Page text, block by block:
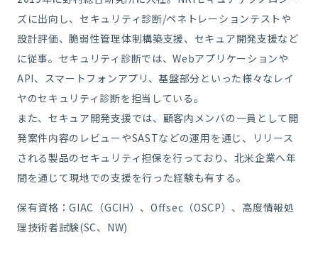
ズに出向し、セキュリティ診断/ペネトレーションテストや
設計評価、脆弱性管理体制構築支援、セキュア開発支援など
に従事。 セキュリティ診断では、Webアプリケーションや
API、スマートフォンアプリ、基盤部分といった様々なレイ
ヤのセキュリティ診断を担当している。
また、セキュア開発支援では、顧客内メンバの一員として開
発案件内容のレビューやSASTなどの運用を通じ、リリース
される製品のセキュリティ担保を行っており、北米企業へ年
間を通じて現地での支援を行った経験も有する。
保有資格：GIAC（GCIH）、Offsec（OSCP）、高度情報処
理技術者試験(SC、NW)